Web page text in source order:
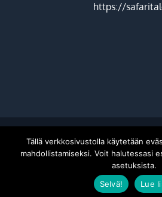
https://
©2026 Hiekkasärkkien
Tällä verkkosivustolla käytetään
mahdollistamiseksi. Voit halutessasi
asetuksista.
Selvä!
Lue